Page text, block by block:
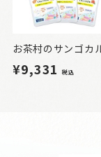
¥9,331税込